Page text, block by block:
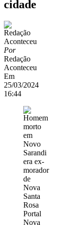
cidade
Por
Redação
Aconteceu
Em
25/03/2024
16:44
Portal
Nova